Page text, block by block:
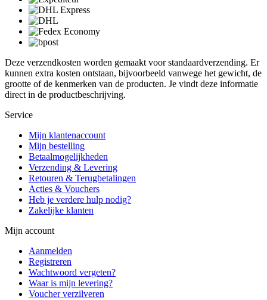
Deze verzendkosten worden gemaakt voor standaardverzending. Er
kunnen extra kosten ontstaan, bijvoorbeeld vanwege het gewicht, de
grootte of de kenmerken van de producten. Je vindt deze informatie
direct in de productbeschrijving.
Service
Mijn klantenaccount
Mijn bestelling
Betaalmogelijkheden
Verzending & Levering
Retouren & Terugbetalingen
Acties & Vouchers
Heb je verdere hulp nodig?
Zakelijke klanten
Mijn account
Aanmelden
Registreren
Wachtwoord vergeten?
Waar is mijn levering?
Voucher verzilveren